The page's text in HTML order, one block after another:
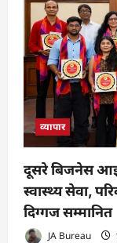
व्यापार
दूसरे बिजनेस
स्वास्थ्य सेवा,
दिग्गज सम्मानित
JA Bureau